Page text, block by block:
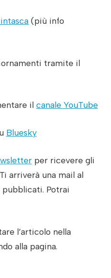
(più info
tramite il
il canale YouTube
Bluesky
per ricevere gli
arriverà una mail al
Potrai
l’articolo nella
alla pagina.